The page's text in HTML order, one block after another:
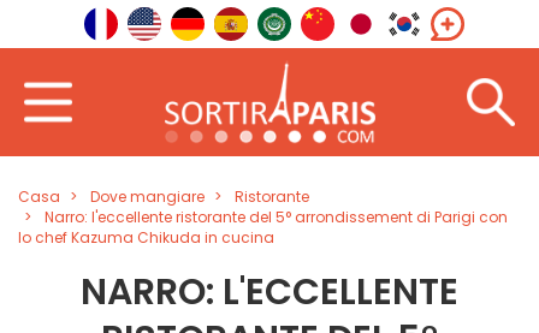
Casa Dove mangiare
Ristorante
Narro: l'eccellente ristorante del 5° arrondissement di Parigi con
lo chef Kazuma Chikuda in cucina
NARRO: L'ECCELLENTE